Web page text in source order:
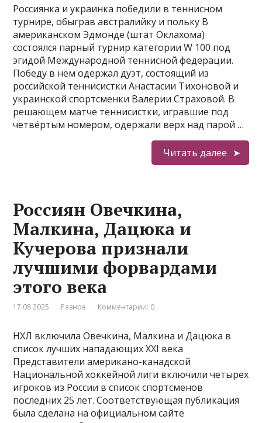
Россиянка и украинка победили в теннисном
турнире, обыграв австралийку и польку В
американском Эдмонде (штат Оклахома)
состоялся парный турнир категории W 100 под
эгидой Международной теннисной федерации.
Победу в нём одержал дуэт, состоящий из
российской теннисистки Анастасии Тихоновой и
украинской спортсменки Валерии Страховой. В
решающем матче теннисистки, игравшие под
четвёртым номером, одержали верх над парой …
Читать далее
Россиян Овечкина,
Малкина, Дацюка и
Кучерова признали
лучшими форвардами
этого века
17.08.2025 Разное Комментарии: 0
НХЛ включила Овечкина, Малкина и Дацюка в
список лучших нападающих XXI века
Представители американо-канадской
Национальной хоккейной лиги включили четырех
игроков из России в список спортсменов
последних 25 лет. Соответствующая публикация
была сделана на официальном сайте